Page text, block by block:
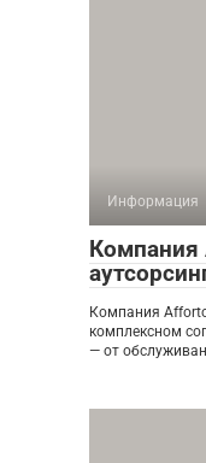
Информация
Компания
комплексном
— от